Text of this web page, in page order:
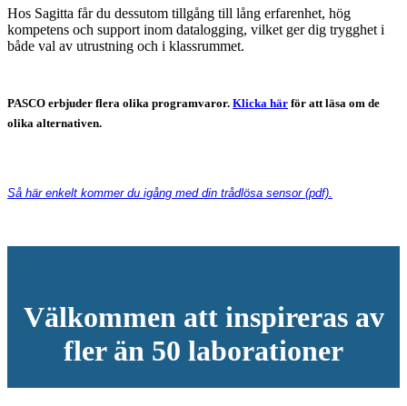
Hos Sagitta får du dessutom tillgång till lång erfarenhet, hög
kompetens och support inom datalogging, vilket ger dig trygghet i
både val av utrustning och i klassrummet.
PASCO erbjuder flera olika programvaror. Klicka här för att läsa om de
olika alternativen.
Så här enkelt kommer du igång med din trådlösa sensor (pdf).
Välkommen att inspireras av
fler än 50 laborationer